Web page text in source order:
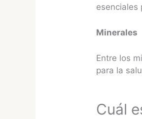
esenciales
Minerales
Entre los
para la
Cuál